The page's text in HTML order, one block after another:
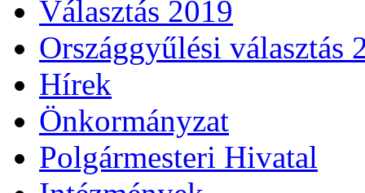
Választás 2019
Országgyűlési választás
Hírek
Önkormányzat
Polgármesteri Hivatal